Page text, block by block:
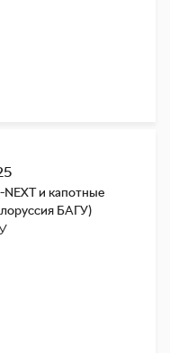
и капотные
БАГУ)